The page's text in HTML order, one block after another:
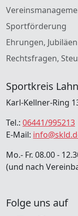
Sportförderung
Ehrungen, Jubiläen
Rechtsfragen,
Sportkreis
Karl-Kellner-Ring
Tel.: 06441/995213
E-Mail:
Mo.- Fr. 08.00 -
(und nach
Folge uns auf